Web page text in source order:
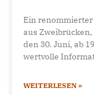
Ein
aus
den 30. Juni, ab
wertvolle
WEITERLESEN »